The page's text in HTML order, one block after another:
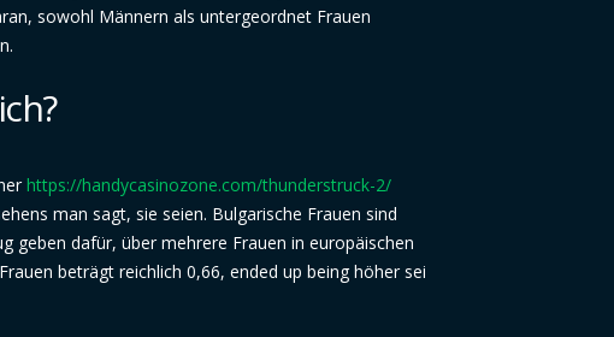
sowohl Männern als untergeordnet Frauen
https://handycasinozone.com/thunderstruck-2/
man sagt, sie seien. Bulgarische Frauen sind
geben dafür, über mehrere Frauen in europäischen
beträgt reichlich 0,66, ended up being höher sei